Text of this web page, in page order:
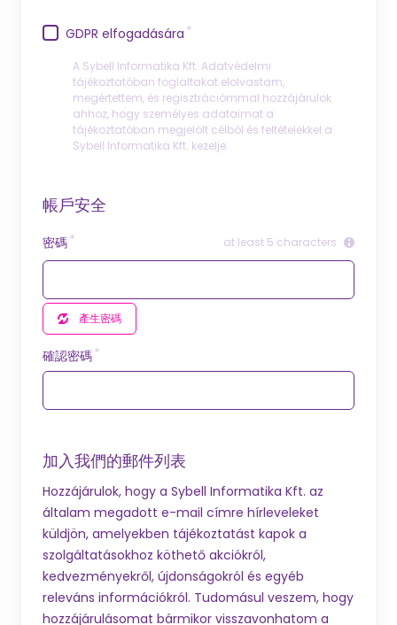
GDPR elfogadására
A Sybell Informatika Kft. Adatvédelmi
tájékoztatóban foglaltakat elolvastam,
megértettem, és regisztrációmmal hozzájárulok
ahhoz, hogy személyes adataimat a
tájékoztatóban megjelölt célból és feltételekkel a
Sybell Informatika Kft. kezelje.
帳戶安全
密碼 at least 5 characters
產生密碼
確認密碼
加入我們的郵件列表
Hozzájárulok, hogy a Sybell Informatika Kft. az
általam megadott e-mail címre hírleveleket
küldjön, amelyekben tájékoztatást kapok a
szolgáltatásokhoz köthető akciókról,
kedvezményekről, újdonságokról és egyéb
releváns információkról. Tudomásul veszem, hogy
hozzájárulásomat bármikor visszavonhatom a